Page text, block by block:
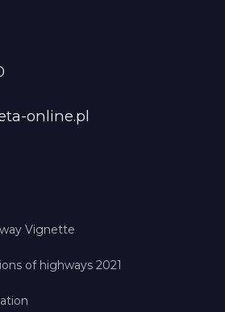
online.pl
Vignette
of highways 2021